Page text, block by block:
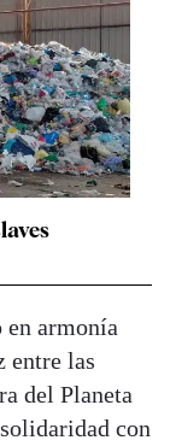
armonía
entre las
del Planeta
con